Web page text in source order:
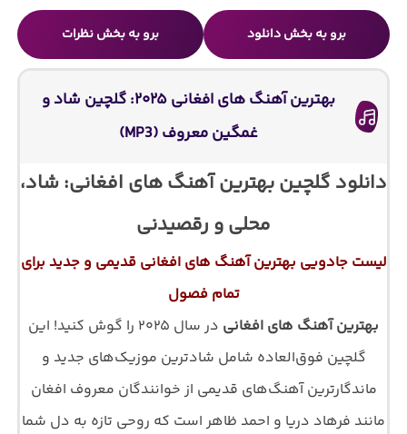
برو به بخش دانلود برو به بخش نظرات
بهترین آهنگ های افغانی ۲۰۲۵: گلچین شاد و
غمگین معروف (MP3)
دانلود گلچین بهترین آهنگ های افغانی: شاد،
محلی و رقصیدنی
لیست جادویی بهترین آهنگ های افغانی قدیمی و جدید برای
تمام فصول
بهترین آهنگ های افغانی
در سال ۲۰۲۵ را گوش کنید! این
گلچین فوق‌العاده شامل شادترین موزیک‌های جدید و
ماندگارترین آهنگ‌های قدیمی از خوانندگان معروف افغان
مانند فرهاد دریا و احمد ظاهر است که روحی تازه به دل شما